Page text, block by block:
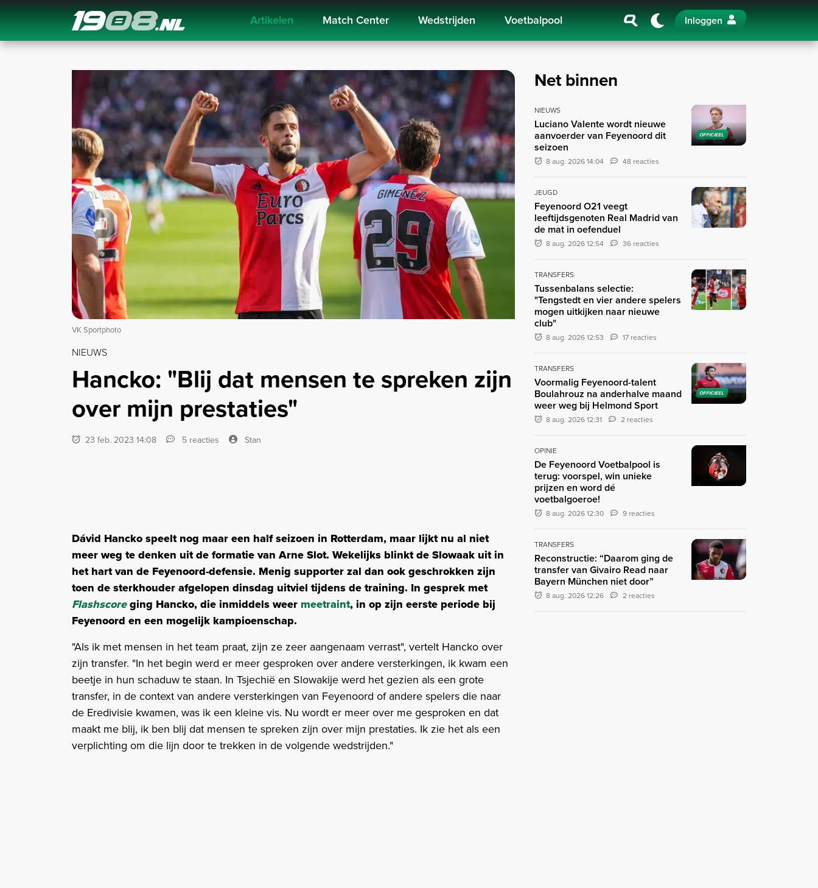
Navigation Artikelen Match Center Wedstrijden Voetbalpool Inloggen
VK Sportphoto
NIEUWS
Hancko: "Blij dat mensen te spreken zijn
over mijn prestaties"
23 feb. 2023 14:08 5 reacties Stan
Dávid Hancko speelt nog maar een half seizoen in Rotterdam, maar lijkt nu al niet
meer weg te denken uit de formatie van Arne Slot. Wekelijks blinkt de Slowaak uit in
het hart van de Feyenoord-defensie. Menig supporter zal dan ook geschrokken zijn
toen de sterkhouder afgelopen dinsdag uitviel tijdens de training. In gesprek met
Flashscoreging Hancko, die inmiddels weer meetraint, in op zijn eerste periode bij
Feyenoord en een mogelijk kampioenschap.
"Als ik met mensen in het team praat, zijn ze zeer aangenaam verrast", vertelt Hancko over
zijn transfer. "In het begin werd er meer gesproken over andere versterkingen, ik kwam een
beetje in hun schaduw te staan. In Tsjechië en Slowakije werd het gezien als een grote
transfer, in de context van andere versterkingen van Feyenoord of andere spelers die naar
de Eredivisie kwamen, was ik een kleine vis. Nu wordt er meer over me gesproken en dat
maakt me blij, ik ben blij dat mensen te spreken zijn over mijn prestaties. Ik zie het als een
verplichting om die lijn door te trekken in de volgende wedstrijden."
Net binnen
OFFICIEEL
NIEUWS
Luciano Valente wordt nieuwe
aanvoerder van Feyenoord dit
seizoen
8 aug. 2026 14:04 48 reacties
JEUGD
Feyenoord O21 veegt
leeftijdsgenoten Real Madrid van
de mat in oefenduel
8 aug. 2026 12:54 36 reacties
TRANSFERS
Tussenbalans selectie:
"Tengstedt en vier andere spelers
mogen uitkijken naar nieuwe
club"
8 aug. 2026 12:53 17 reacties
OFFICIEEL
TRANSFERS
Voormalig Feyenoord-talent
Boulahrouz na anderhalve maand
weer weg bij Helmond Sport
8 aug. 2026 12:31 2 reacties
OPINIE
De Feyenoord Voetbalpool is
terug: voorspel, win unieke
prijzen en word dé
voetbalgoeroe!
8 aug. 2026 12:30 9 reacties
TRANSFERS
Reconstructie: “Daarom ging de
transfer van Givairo Read naar
Bayern München niet door”
8 aug. 2026 12:26 2 reacties